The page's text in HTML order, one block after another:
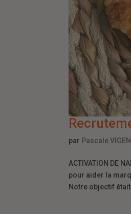
par Pascale
ACTIVATION DE
pour aider la
Notre objectif